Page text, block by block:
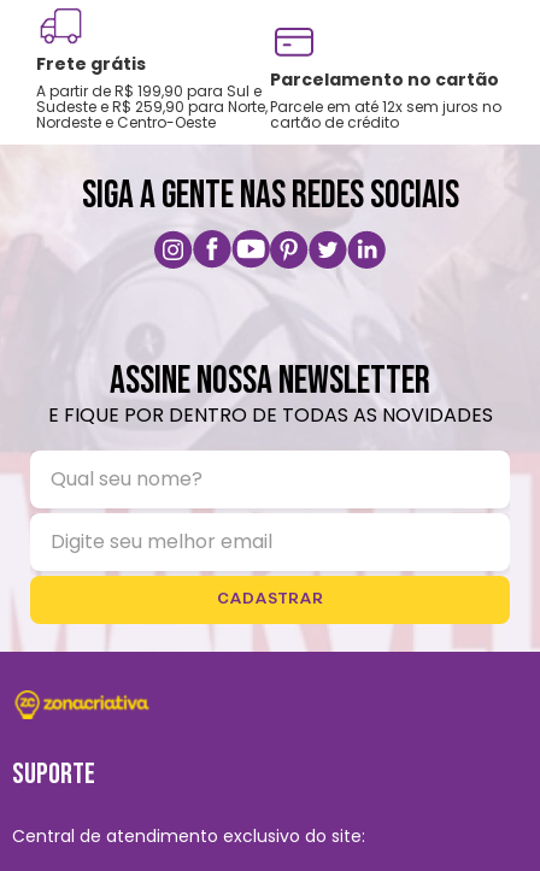
Frete grátis
A partir de R$ 199,90 para Sul e
Sudeste e R$ 259,90 para Norte,
Nordeste e Centro-Oeste
Parcelamento no cartão
Parcele em até 12x sem juros no
cartão de crédito
SIGA A GENTE NAS REDES SOCIAIS
ASSINE NOSSA NEWSLETTER
E FIQUE POR DENTRO DE TODAS AS NOVIDADES
CADASTRAR
SUPORTE
Central de atendimento exclusivo do site: